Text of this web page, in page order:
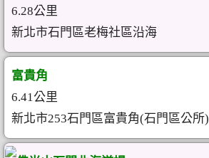
6.28公里
新北市石門區老梅社區沿海
富貴角
6.41公里
新北市253石門區富貴角(石門區公所)